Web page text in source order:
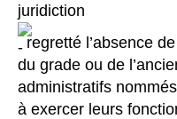
juridiction
regretté l’absence
du grade ou de
administratifs
à exercer leurs